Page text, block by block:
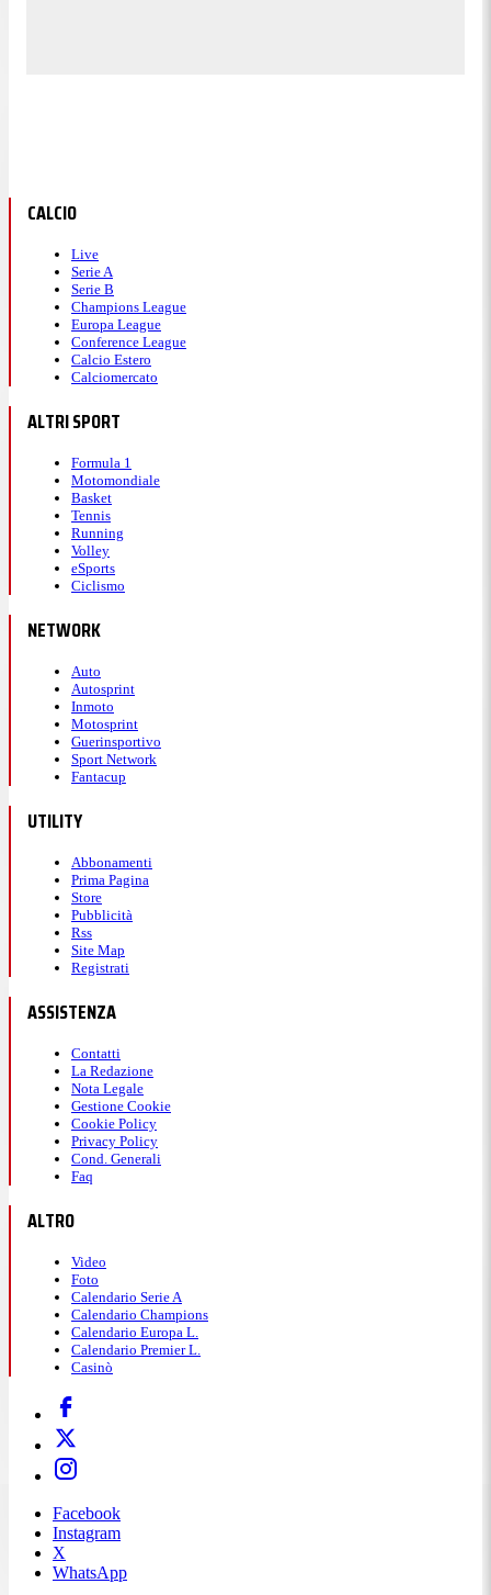
CALCIO
Live
Serie A
Serie B
Champions League
Europa League
Conference League
Calcio Estero
Calciomercato
ALTRI SPORT
Formula 1
Motomondiale
Basket
Tennis
Running
Volley
eSports
Ciclismo
NETWORK
Auto
Autosprint
Inmoto
Motosprint
Guerinsportivo
Sport Network
Fantacup
UTILITY
Abbonamenti
Prima Pagina
Store
Pubblicità
Rss
Site Map
Registrati
ASSISTENZA
Contatti
La Redazione
Nota Legale
Gestione Cookie
Cookie Policy
Privacy Policy
Cond. Generali
Faq
ALTRO
Video
Foto
Calendario Serie A
Calendario Champions
Calendario Europa L.
Calendario Premier L.
Casinò
Facebook
Instagram
X
WhatsApp